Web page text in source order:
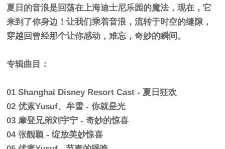
夏日的音浪是回荡在上海迪士尼乐园的魔法，现在，它
来到了你身边！让我们乘着音浪，流转于时空的缝隙，
穿越回曾经那个让你感动，难忘，奇妙的瞬间。
专辑曲目：
01 Shanghai Disney Resort Cast - 夏日狂欢
02 优素Yusuf、牟雪 - 你就是光
03 摩登兄弟刘宇宁 - 奇妙的惊喜
04 张靓颖 - 绽放美妙惊喜